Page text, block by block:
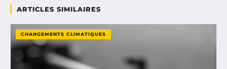
ARTICLES SIMILAIRES
CHANGEMENTS CLIMATIQUES